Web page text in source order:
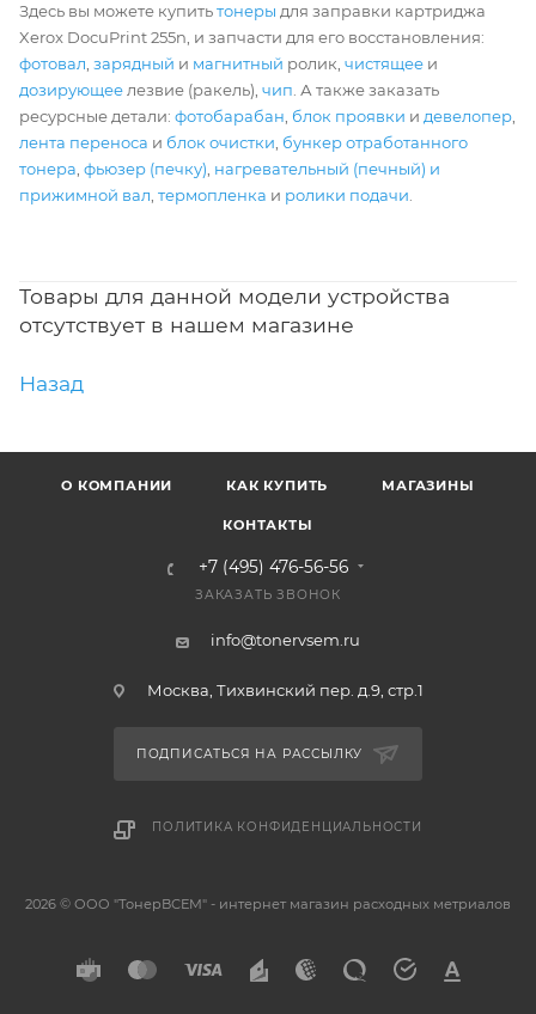
Здесь вы можете купитьтонеры для заправки картриджа
Xerox DocuPrint 255n, и запчасти для его восстановления:
фотовал зарядный и магнитный ролик, чистящее и
дозирующее лезвие (ракель), чип . А также заказать
ресурсные детали: фотобарабан блок проявки и девелопер
лента переноса и блок очистки бункер отработанного
тонера фьюзер (печку) нагревательный (печный) и
прижимной вал термопленка и ролики подачи
Товары для данной модели устройства
отсутствует в нашем магазине
Назад
О КОМПАНИИ КАК КУПИТЬ МАГАЗИНЫ
КОНТАКТЫ
+7 (495) 476-56-56
ЗАКАЗАТЬ ЗВОНОК
info@tonervsem.ru
Москва, Тихвинский пер. д.9, стр.1
ПОДПИСАТЬСЯ НА РАССЫЛКУ
ПОЛИТИКА КОНФИДЕНЦИАЛЬНОСТИ
2026 © ООО "ТонерВСЕМ" - интернет магазин расходных метриалов